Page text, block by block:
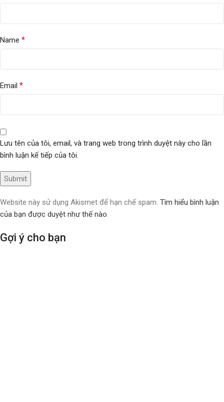
Name *
Email *
Lưu tên của tôi, email, và trang web trong trình duyệt này cho lần
bình luận kế tiếp của tôi.
Website này sử dụng Akismet để hạn chế spam. Tìm hiểu bình luận
của bạn được duyệt như thế nào.
Gợi ý cho bạn